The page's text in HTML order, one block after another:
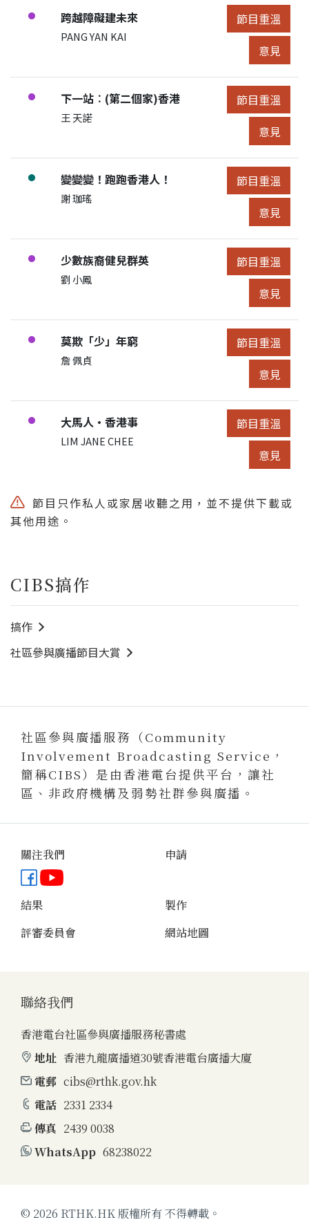
●
展開節目詳細
節目:
跨越障礙建未來
申請人/團體:
PANG YAN KAI
節目重溫
節目重溫
節目意見
意見
●
展開節目詳細
節目:
下一站︰(第二個家)香港
申請人/團體:
王 天諾
節目重溫
節目重溫
節目意見
意見
●
展開節目詳細
節目:
變變變！跑跑香港人！
申請人/團體:
謝 珈瑤
節目重溫
節目重溫
節目意見
意見
●
展開節目詳細
節目:
少數族裔健兒群英
申請人/團體:
劉 小鳳
節目重溫
節目重溫
節目意見
意見
●
展開節目詳細
節目:
莫欺「少」年窮
申請人/團體:
詹 佩貞
節目重溫
節目重溫
節目意見
意見
●
展開節目詳細
節目:
大馬人·香港事
申請人/團體:
LIM JANE CHEE
節目重溫
節目重溫
節目意見
意見
節目只作私人或家居收聽之用，並不提供下載或
其他用途。
CIBS搞作
搞作
社區參與廣播節目大賞
社區參與廣播服務（Community
Involvement Broadcasting Service，
簡稱CIBS）是由香港電台提供平台，讓社
區、非政府機構及弱勢社群參與廣播。
關注我們
Facebook專頁
YouTube頻道
申請
結果
製作
評審委員會
網站地圖
聯絡我們
香港電台社區參與廣播服務秘書處
地址 香港九龍廣播道30號香港電台廣播大廈
電郵 cibs@rthk.gov.hk
電話 2331 2334
傳真 2439 0038
WhatsApp 68238022
© 2026 RTHK.HK 版權所有 不得轉載。